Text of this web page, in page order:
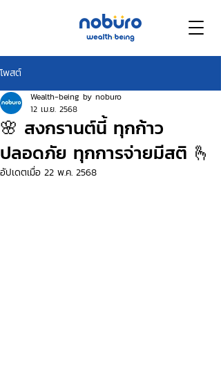
โพสต์
🌸 สงกรานต์นี้ ทุกก้าว
ปลอดภัย ทุกการจ่ายมีสติ 🫰
Wealth-being by noburo
12 เม.ย. 2568
อัปเดตเมื่อ 22 พ.ค. 2568